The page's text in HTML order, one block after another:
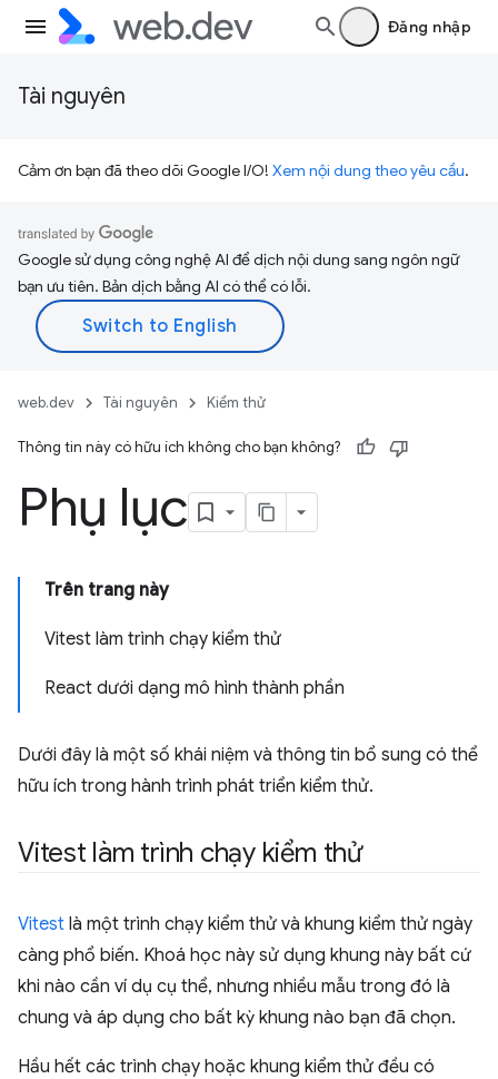
Đăng nhập
Tài nguyên
Cảm ơn bạn đã theo dõi Google I/O! Xem nội dung theo yêu cầu.
Google sử dụng công nghệ AI để dịch nội dung sang ngôn ngữ
bạn ưu tiên. Bản dịch bằng AI có thể có lỗi.
web.dev Tài nguyên Kiểm thử
Thông tin này có hữu ích không cho bạn không?
Phụ lục
Trên trang này
Vitest làm trình chạy kiểm thử
React dưới dạng mô hình thành phần
Dưới đây là một số khái niệm và thông tin bổ sung có thể
hữu ích trong hành trình phát triển kiểm thử.
Vitest làm trình chạy kiểm thử
Vitest là một trình chạy kiểm thử và khung kiểm thử ngày
càng phổ biến. Khoá học này sử dụng khung này bất cứ
khi nào cần ví dụ cụ thể, nhưng nhiều mẫu trong đó là
chung và áp dụng cho bất kỳ khung nào bạn đã chọn.
Hầu hết các trình chạy hoặc khung kiểm thử đều có